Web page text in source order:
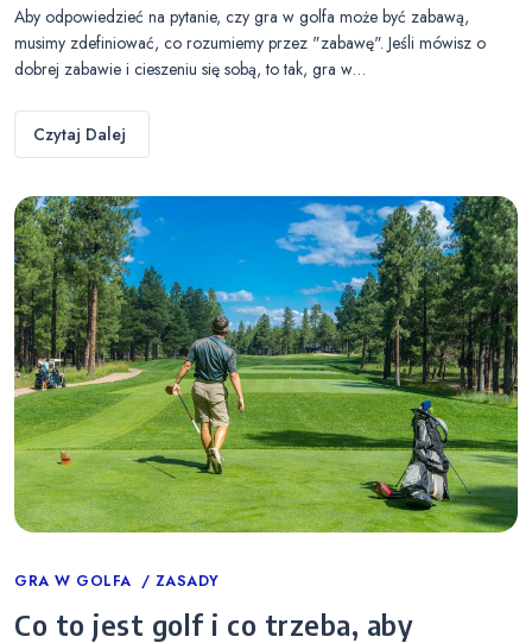
Aby odpowiedzieć na pytanie, czy gra w golfa może być zabawą,
musimy zdefiniować, co rozumiemy przez "zabawę". Jeśli mówisz o
dobrej zabawie i cieszeniu się sobą, to tak, gra w…
Czytaj Dalej
Categories
GRA W GOLFA ZASADY
Co to jest golf i co trzeba, aby